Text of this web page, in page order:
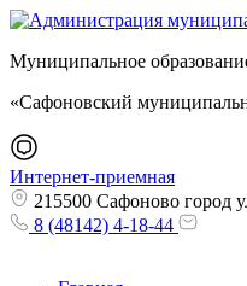
Муниципальное
«Сафоновский
Интернет-приемная
215500 Сафоново город
8 (48142) 4-18-44